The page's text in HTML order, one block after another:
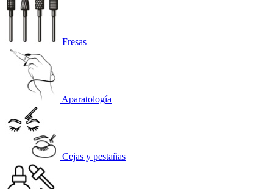
Fresas
Aparatología
Cejas y pestañas